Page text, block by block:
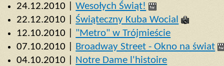
24.12.2010 |Wesołych Świąt!
22.12.2010 |Świąteczny Kuba Wocial
12.10.2010 | "Metro" w Trójmieście
07.10.2010 | Broadway Street - Okno na świat
04.10.2010 | Notre Dame l'histoire